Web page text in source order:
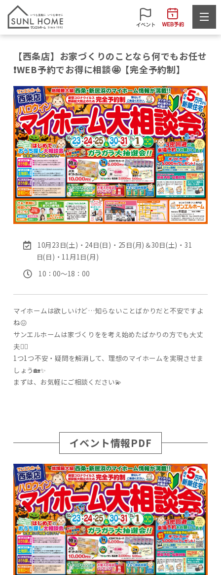
【西条店】お家づくりのことなら何でもお任せ
❗WEB予約でお得に相談🤩【完全予約制】
10月23日(土)・24日(日)・25日(月)＆30日(土)・31
日(日)・11月1日(月)
10：00〜18：00
マイホームは欲しいけど…知らないことばかりだと不安ですよ
ね😖
サンエルホームは家づくりをを考え始めたばかりの方でも大丈
夫🙆‍♀️
1つ1つ不安・疑問を解消して、理想のマイホームを実現させま
しょう🏡✨
まずは、お気軽にご相談ください💫
イベント情報PDF